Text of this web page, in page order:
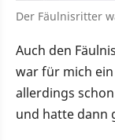
Der Fäulnisritter
Auch den
war für mich ein
allerdings
und hatte dann